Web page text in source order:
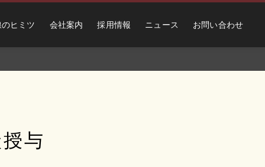
ヒミツ 会社案内 採用情報 ニュース お問い合わせ
与